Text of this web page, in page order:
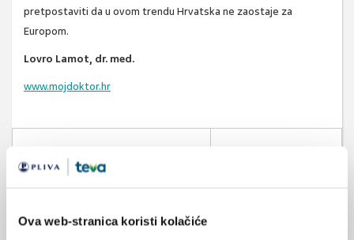
Ova web-stranica koristi kolačiće
pretpostaviti da u ovom trendu Hrvatska ne zaostaje za
Europom.
Lovro Lamot, dr. med.
www.mojdoktor.hr
samoubojstvo
gubitak posla eu